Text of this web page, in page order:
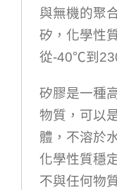
與無機的聚
矽，化學性
從-40℃到 2
矽膠是一種
物質 ， 可以
體 ， 不溶於
化學性質穩
不與任何物